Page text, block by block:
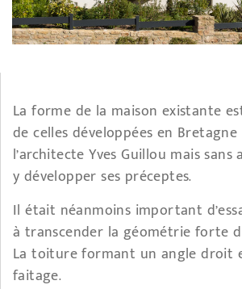
La forme de la maison existante
de celles développées en
l’architecte Yves Guillou mais sans
y développer ses préceptes.
Il était néanmoins important
à transcender la géométrie forte
La toiture formant un angle droit
faitage.